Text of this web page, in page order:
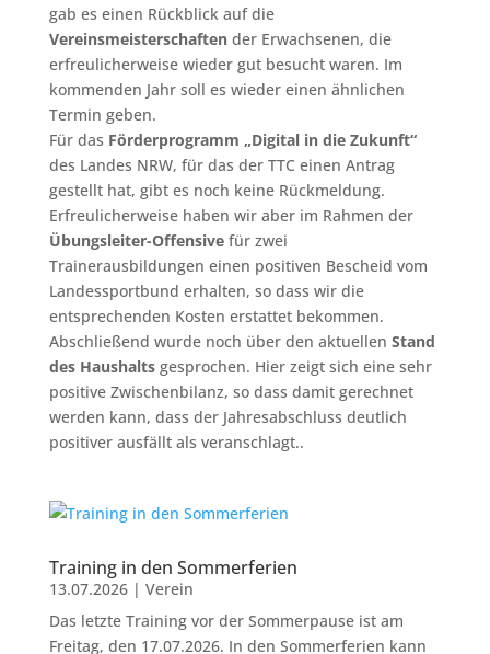
gab es einen Rückblick auf die
Vereinsmeisterschaftender Erwachsenen, die
erfreulicherweise wieder gut besucht waren. Im
kommenden Jahr soll es wieder einen ähnlichen
Termin geben.
Für das Förderprogramm „Digital in die Zukunft“
des Landes NRW, für das der TTC einen Antrag
gestellt hat, gibt es noch keine Rückmeldung.
Erfreulicherweise haben wir aber im Rahmen der
Übungsleiter-Offensivefür zwei
Trainerausbildungen einen positiven Bescheid vom
Landessportbund erhalten, so dass wir die
entsprechenden Kosten erstattet bekommen.
Abschließend wurde noch über den aktuellen Stand
des Haushaltsgesprochen. Hier zeigt sich eine sehr
positive Zwischenbilanz, so dass damit gerechnet
werden kann, dass der Jahresabschluss deutlich
positiver ausfällt als veranschlagt..
Training in den Sommerferien
13.07.2026| Verein
Das letzte Training vor der Sommerpause ist am
Freitag, den 17.07.2026. In den Sommerferien kann